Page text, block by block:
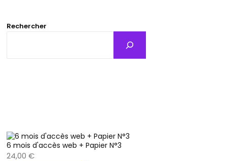
Rechercher
6 mois d'accès web + Papier N°3
24,00€